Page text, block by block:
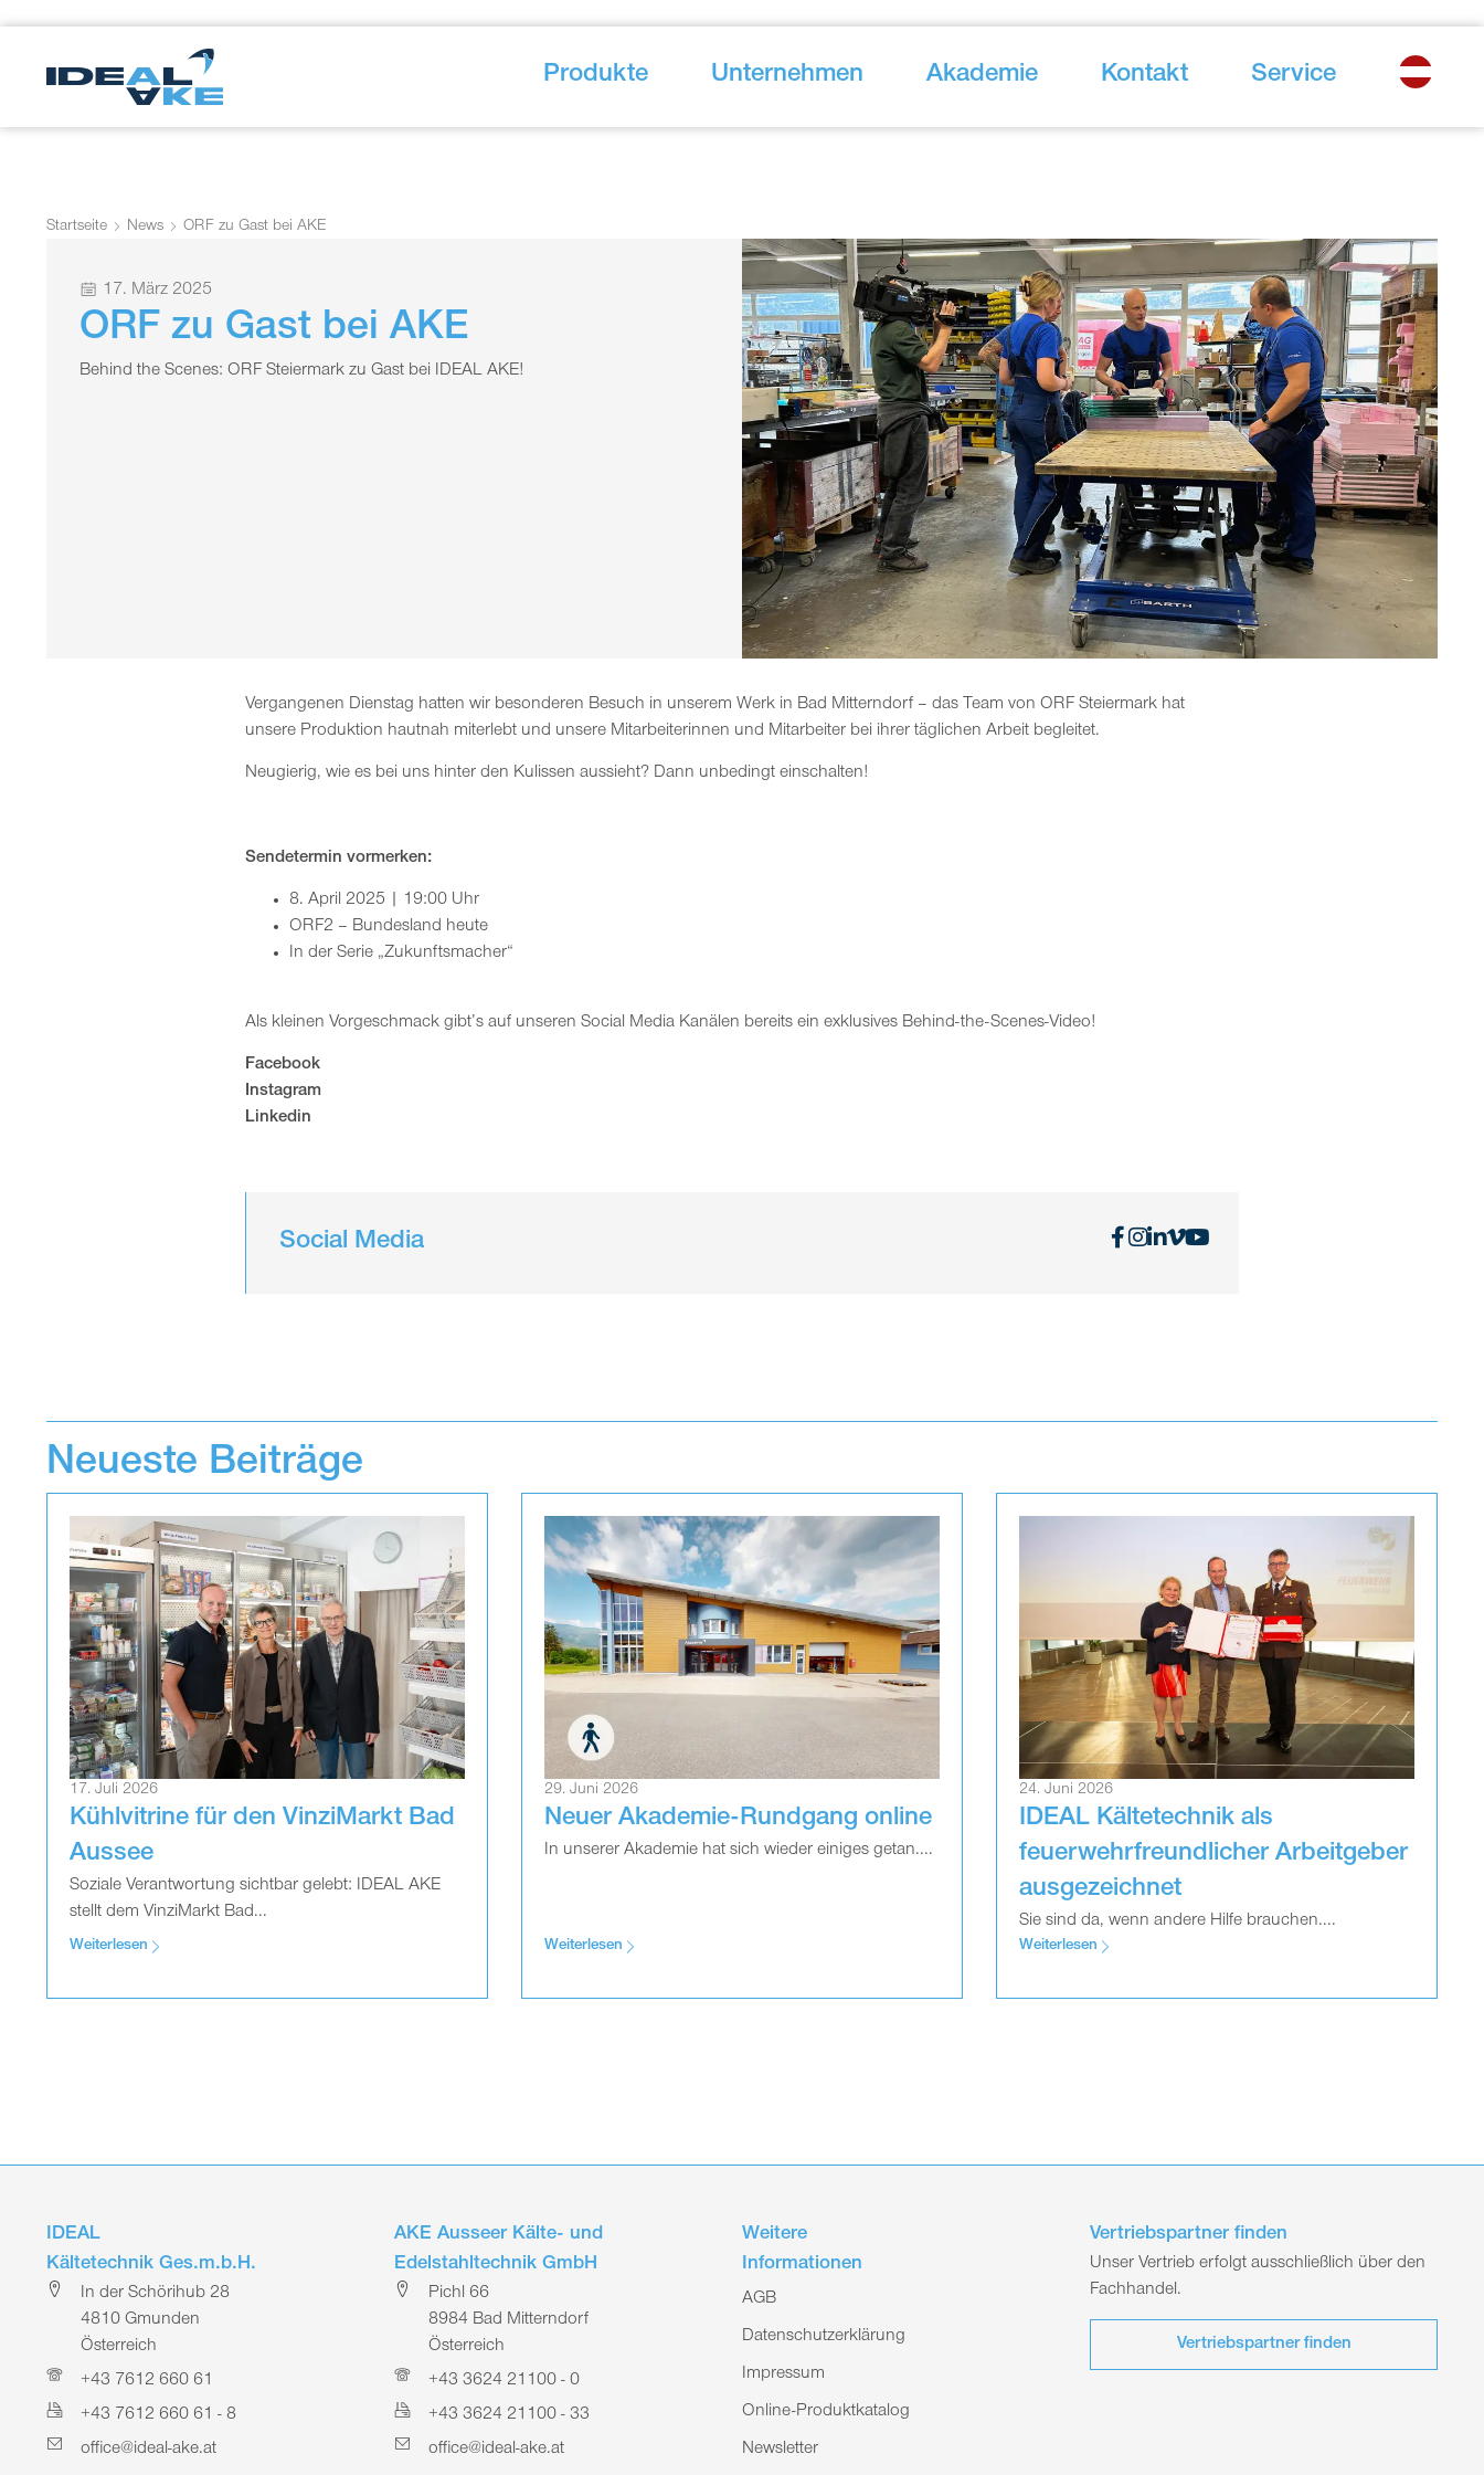
Produkte Unternehmen Akademie Kontakt Service
Startseite News ORF zu Gast bei AKE
17. März 2025
ORF zu Gast bei AKE
Behind the Scenes: ORF Steiermark zu Gast bei IDEAL AKE!
Vergangenen Dienstag hatten wir besonderen Besuch in unserem Werk in Bad Mitterndorf – das Team von ORF Steiermark hat
unsere Produktion hautnah miterlebt und unsere Mitarbeiterinnen und Mitarbeiter bei ihrer täglichen Arbeit begleitet.
Neugierig, wie es bei uns hinter den Kulissen aussieht? Dann unbedingt einschalten!
Sendetermin vormerken:
8. April 2025 | 19:00 Uhr
ORF2 – Bundesland heute
In der Serie „Zukunftsmacher“
Als kleinen Vorgeschmack gibt’s auf unseren Social Media Kanälen bereits ein exklusives Behind-the-Scenes-Video!
Facebook
Instagram
Linkedin
Social Media
Neueste Beiträge
17. Juli 2026
Kühlvitrine für den VinziMarkt Bad
Aussee
Soziale Verantwortung sichtbar gelebt: IDEAL AKE
stellt dem VinziMarkt Bad...
Weiterlesen
29. Juni 2026
Neuer Akademie-Rundgang online
In unserer Akademie hat sich wieder einiges getan....
Weiterlesen
24. Juni 2026
IDEAL Kältetechnik als
feuerwehrfreundlicher Arbeitgeber
ausgezeichnet
Sie sind da, wenn andere Hilfe brauchen....
Weiterlesen
IDEAL
Kältetechnik Ges.m.b.H.
In der Schörihub 28
4810 Gmunden
Österreich
+43 7612 660 61
+43 7612 660 61 - 8
office@ideal-ake.at
AKE Ausseer Kälte- und
Edelstahltechnik GmbH
Pichl 66
8984 Bad Mitterndorf
Österreich
+43 3624 21100 - 0
+43 3624 21100 - 33
office@ideal-ake.at
Weitere
Informationen
AGB
Datenschutzerklärung
Impressum
Online-Produktkatalog
Newsletter
Vertriebspartner finden
Unser Vertrieb erfolgt ausschließlich über den
Fachhandel.
Vertriebspartner finden